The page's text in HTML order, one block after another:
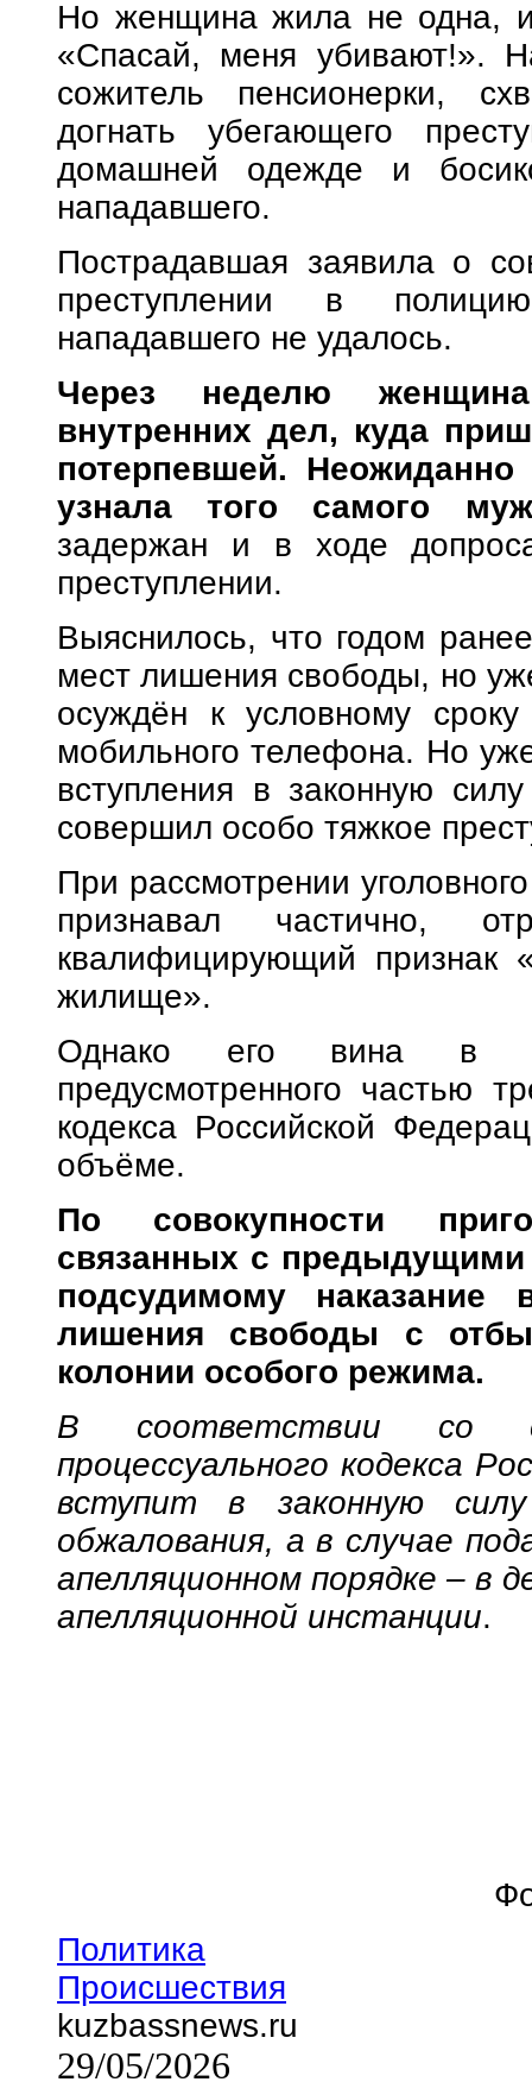
Но женщина жила не одна,
«Спасай, меня убивают!».
сожитель пенсионерки,
догнать убегающего
домашней одежде и
нападавшего.
Пострадавшая заявила о
преступлении в
нападавшего не удалось.
Через неделю
внутренних дел, куда
потерпевшей.
узнала того самого
задержан и в ходе
преступлении.
Выяснилось, что годом
мест лишения свободы, но
осуждён к условному
мобильного телефона. Но
вступления в законную
совершил особо тяжкое
При рассмотрении
признавал частично,
квалифицирующий признак
жилище».
Однако его вина в
предусмотренного частью
кодекса Российской
объёме.
По совокупности
связанных с предыдущими
подсудимому
лишения свободы с
колонии особого режима.
В соответствии со
процессуального кодекса
вступит в законную
обжалования, а в случае
апелляционном порядке – в
апелляционной инстанции.
Политика
Происшествия
kuzbassnews.ru
29/05/2026